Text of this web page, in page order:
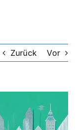
Zurück Vor